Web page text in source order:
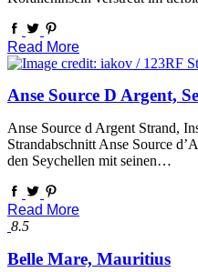
Read More
Anse Source D Argent,
Anse Source d Argent Strand,
Strandabschnitt Anse Source
den Seychellen mit seinen…
Read More
8.5
Belle Mare, Mauritius